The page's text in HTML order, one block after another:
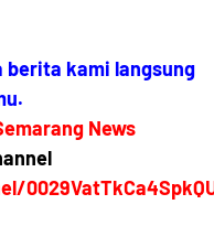
kami langsung
News